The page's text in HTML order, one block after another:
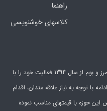
راهنما
کلاسهای خوشنویسی
تیم هنری کلک عشق با هدف اعتلای هنر این مرز و بوم از سال 1394 فعالیت خود را با
با توجه به نیاز علاقه مندان، اقدام
حوزه با قیمتهای مناسب نموده